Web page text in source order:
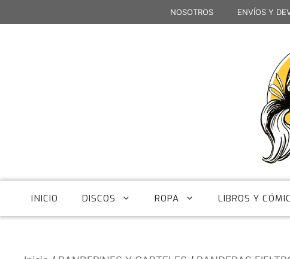
al
NOSOTROS ENVÍOS Y
INICIO DISCOS ROPA LIBROS Y